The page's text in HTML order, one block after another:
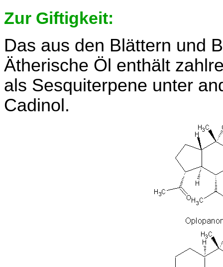
Zur Giftigkeit:
Das aus den Blättern und
Ätherische Öl enthält
als Sesquiterpene unter
Cadinol.